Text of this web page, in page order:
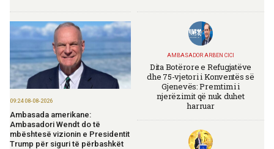
09:24 08-08-2026
Ambasada amerikane:
Ambasadori Wendt do të
mbështesë vizionin e Presidentit
Trump për siguri të përbashkët
AMBASADOR ARBEN CICI
Dita Botërore e Refugjatëve
dhe 75-vjetori i Konventës së
Gjenevës: Premtimi i
njerëzimit që nuk duhet
harruar